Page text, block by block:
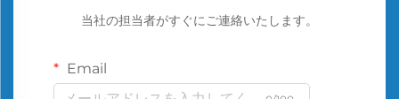
当社の担当者がすぐにご連絡いたします。
Email